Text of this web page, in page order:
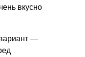
вкусно
—